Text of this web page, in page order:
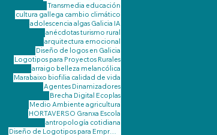
Transmedia educación
cultura gallega cambio climático
adolescencia algas Galicia IA
anécdotas turismo rural
arquitectura emocional
Diseño de logos en Galicia
Logotipos para Proyectos Rurales
arraigo belleza melancólica
Marabaixo biofilia calidad de vida
Agentes Dinamizadores
Brecha Digital Ecoplas
Medio Ambiente agricultura
HORTAVERSO Granxa Escola
antropología cotidiana